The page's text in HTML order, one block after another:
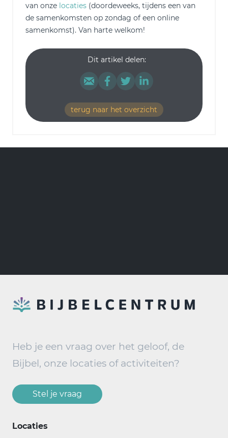
van onze locaties (doordeweeks, tijdens een van
de samenkomsten op zondag of een online
samenkomst). Van harte welkom!
Dit artikel delen:
terug naar het overzicht
Heb je een vraag over het geloof, de
Bijbel, onze locaties of activiteiten?
Stel je vraag
Locaties